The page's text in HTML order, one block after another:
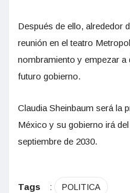
Después de ello, alrededor
reunión en el teatro
nombramiento y empezar a
futuro gobierno.
Claudia Sheinbaum será la
México y su gobierno irá
septiembre de 2030.
Tags : POLITICA